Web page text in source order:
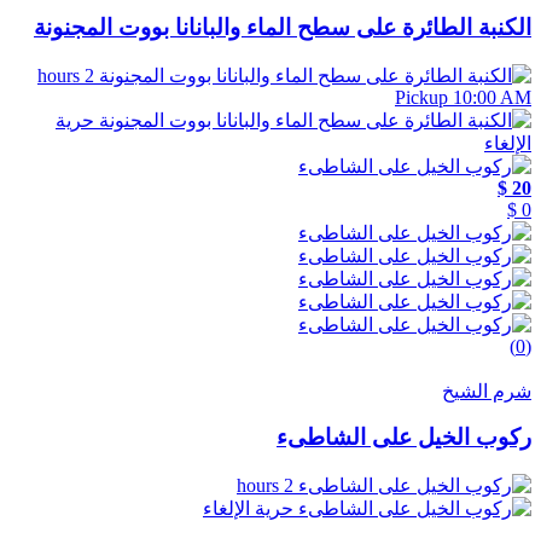
الكنبة الطائرة على سطح الماء والبانانا بووت المجنونة
2 hours
Pickup 10:00 AM
حرية
الإلغاء
20 $
0 $
(0)
شرم الشيخ
ركوب الخيل على الشاطىء
2 hours
حرية الإلغاء